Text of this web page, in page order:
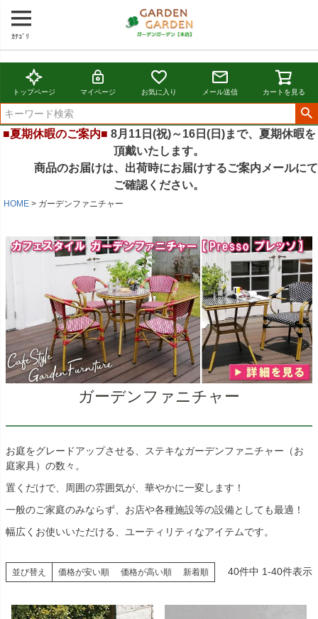
ｶﾃｺﾞﾘ
トップページ マイページ お気に入り メール送信 カートを見る
■夏期休暇のご案内■ 8月11日(祝)～16日(日)まで、夏期休暇を
頂戴いたします。
商品のお届けは、出荷時にお届けするご案内メールにて
ご確認ください。
HOME ガーデンファニチャー
ガーデンファニチャー
お庭をグレードアップさせる、ステキなガーデンファニチャー（お
庭家具）の数々。
置くだけで、周囲の雰囲気が、華やかに一変します！
一般のご家庭のみならず、お店や各種施設等の設備としても最適！
幅広くお使いいただける、ユーティリティなアイテムです。
並び替え 価格が安い順 価格が高い順 新着順 40件中 1-40件表示